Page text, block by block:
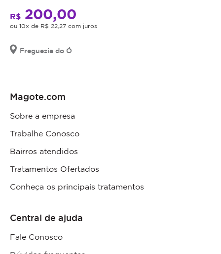
R$ 200,00
ou 10x de R$ 22,27 com juros
Freguesia do Ó
Magote.com
Sobre a empresa
Trabalhe Conosco
Bairros atendidos
Tratamentos Ofertados
Conheça os principais tratamentos
Central de ajuda
Fale Conosco